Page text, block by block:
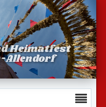
Heimatfest
Allendorf